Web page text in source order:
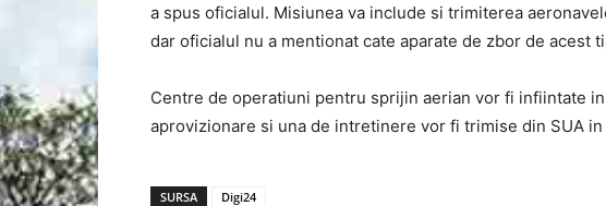
a spus oficialul. Misiunea va include si trimiterea
dar oficialul nu a mentionat cate aparate de zbor de acest
Centre de operatiuni pentru sprijin aerian vor fi infiintate
aprovizionare si una de intretinere vor fi trimise din SUA
SURSA Digi24